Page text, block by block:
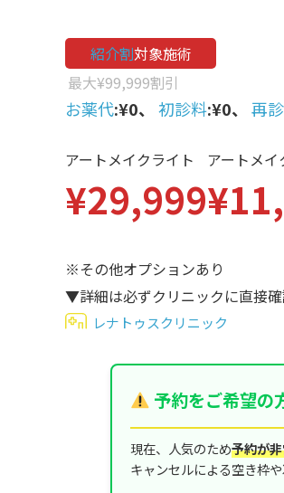
20代
30代
50代
60代
80代
Region
地域から探す
東京
大阪
紹介割対象施術
最大¥99,999割引
お薬代:¥0、 初診料:¥0、 再
アートメイクライト
¥29,999
アートメイ
※その他オプションあり
▼詳細は必ずクリニックに直接
レナトゥスクリニック
予約をご希望の
現在、人気のため予約が
キャンセルによる空き枠や